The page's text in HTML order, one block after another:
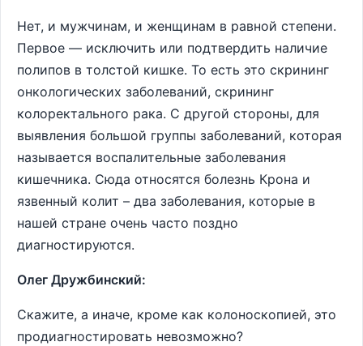
Нет, и мужчинам, и женщинам в равной степени.
Первое ― исключить или подтвердить наличие
полипов в толстой кишке. То есть это скрининг
онкологических заболеваний, скрининг
колоректального рака. С другой стороны, для
выявления большой группы заболеваний, которая
называется воспалительные заболевания
кишечника. Сюда относятся болезнь Крона и
язвенный колит – два заболевания, которые в
нашей стране очень часто поздно
диагностируются.
Олег Дружбинский:
Скажите, а иначе, кроме как колоноскопией, это
продиагностировать невозможно?